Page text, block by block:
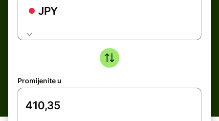
JPY
Promijenite u